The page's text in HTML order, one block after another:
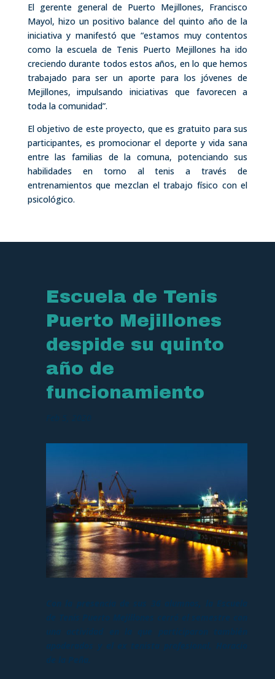
El gerente general de Puerto Mejillones, Francisco
Mayol, hizo un positivo balance del quinto año de la
iniciativa y manifestó que “estamos muy contentos
como la escuela de Tenis Puerto Mejillones ha ido
creciendo durante todos estos años, en lo que hemos
trabajado para ser un aporte para los jóvenes de
Mejillones, impulsando iniciativas que favorecen a
toda la comunidad”.
El objetivo de este proyecto, que es gratuito para sus
participantes, es promocionar el deporte y vida sana
entre las familias de la comuna, potenciando sus
habilidades en torno al tenis a través de
entrenamientos que mezclan el trabajo físico con el
psicológico.
Escuela de Tenis
Puerto Mejillones
despide su quinto
año de
funcionamiento